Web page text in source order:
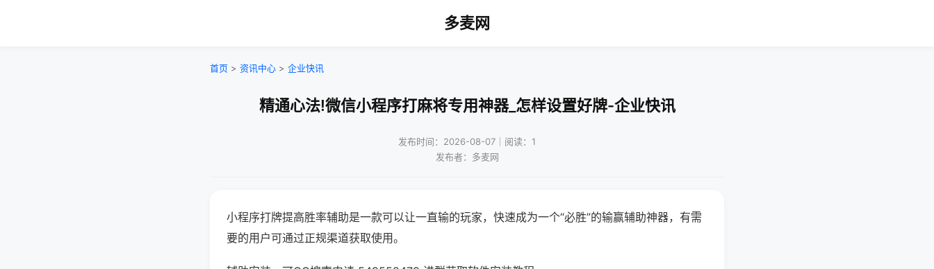
多麦网
首页 > 资讯中心 > 企业快讯
精通心法!微信小程序打麻将专用神器_怎样设置好牌-企业快讯
发布时间：2026-08-07｜阅读：1
发布者：多麦网
小程序打牌提高胜率辅助是一款可以让一直输的玩家，快速成为一个“必胜”的输赢辅助神器，有需
要的用户可通过正规渠道获取使用。